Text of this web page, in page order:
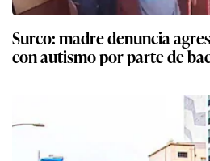
Surco: madre denuncia
con autismo por parte de